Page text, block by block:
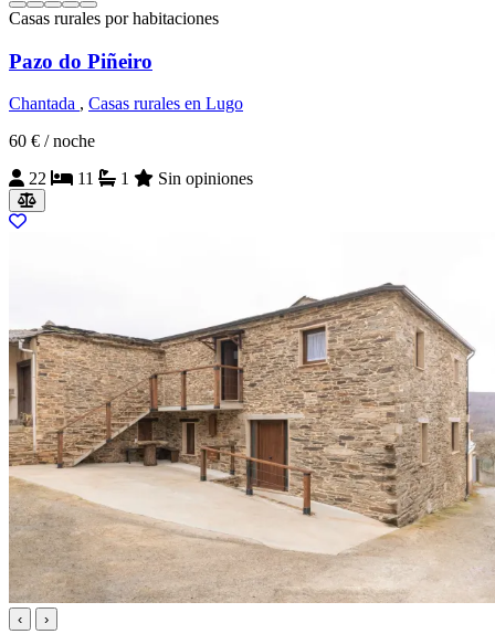
Casas rurales por habitaciones
Pazo do Piñeiro
Chantada , Casas rurales en Lugo
60 € / noche
22
11 1 Sin opiniones
‹ ›